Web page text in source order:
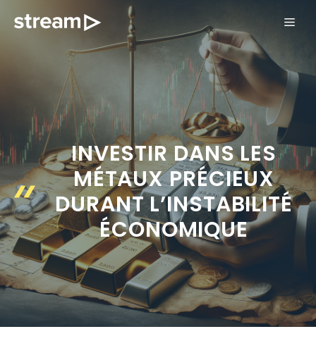
INVESTIR DANS LES
MÉTAUX PRÉCIEUX
DURANT L’INSTABILITÉ
ÉCONOMIQUE